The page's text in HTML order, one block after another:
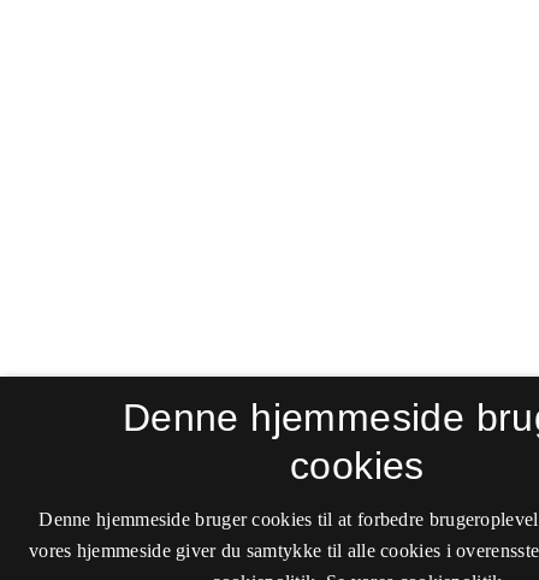
Denne hjemmeside
cookies
Denne hjemmeside bruger cookies til at forbedre
vores hjemmeside giver du samtykke til alle cookies i